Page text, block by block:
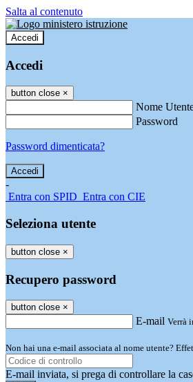
Salta al contenuto
Accedi
Accedi
button close ×
Nome
Password
Password dimenticata?
-
Entra con SPID Entra con CIE
Seleziona utente
button close ×
Recupero password
button close ×
E-mail Verrà
Non hai una e-mail associata al nome utente?
E-mail inviata, si prega di controllare la